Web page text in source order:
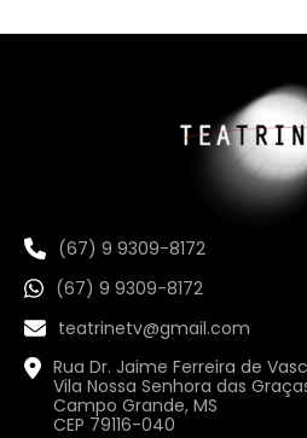
(67) 9 9309-8172
(67) 9 9309-8172
teatrinetv@gmail.com
Rua Dr. Jaime Ferreira de
Vila Nossa Senhora das
Campo Grande, MS
CEP 79116-040